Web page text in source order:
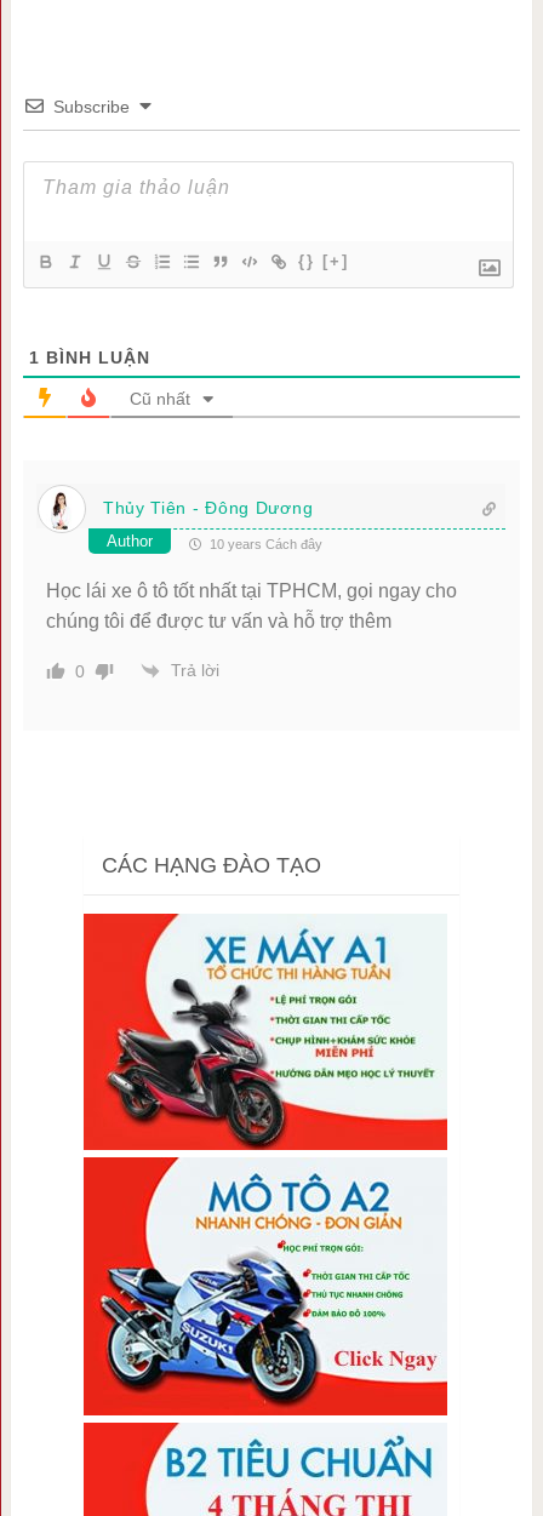
Subscribe
{} [+]
1 BÌNH LUẬN
Cũ nhất
Thủy Tiên - Đông Dương
Author 10 years Cách đây
Học lái xe ô tô tốt nhất tại TPHCM, gọi ngay cho
chúng tôi để được tư vấn và hỗ trợ thêm
0 Trả lời
CÁC HẠNG ĐÀO TẠO